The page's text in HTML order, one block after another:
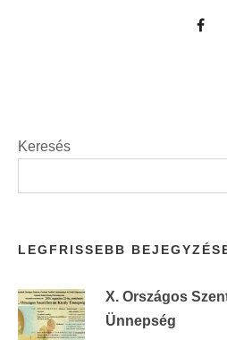
Keresés
LEGFRISSEBB
X. Országos
Ünnepség